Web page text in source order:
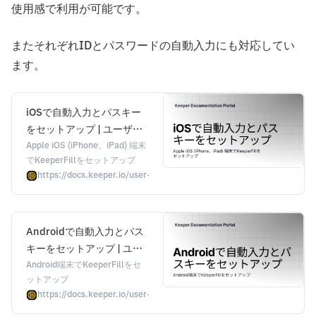
使用感で利用が可能です。
またそれぞれIDとパスワードの自動入力にも対応してい
ます。
iOSで自動入力とパスキー
をセットアップ | ユーザー
ガイド | Keeper
Documentation Portal
Apple iOS (iPhone、iPad) 端末
でKeeperFillをセットアップ
https://docs.keeper.io/user-guides-jp/autofill-setup-for-ios
Androidで自動入力とパス
キーをセットアップ | ユー
ザーガイド | Keeper
Documentation Portal
Android端末でKeeperFillをセ
ットアップ
https://docs.keeper.io/user-guides-jp/autofill-setup-for-android